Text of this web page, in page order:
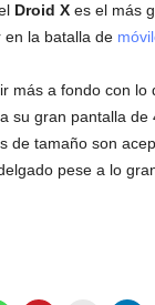
Droid Xes el más
en la batalla de
más a fondo con
su gran pantalla
de tamaño son
pese a lo